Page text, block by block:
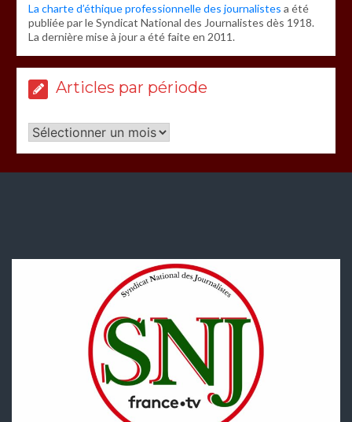
La charte d’éthique professionnelle des journalistes a été
publiée par le Syndicat National des Journalistes dès 1918.
La dernière mise à jour a été faite en 2011.
Articles par période
Articles
par
période